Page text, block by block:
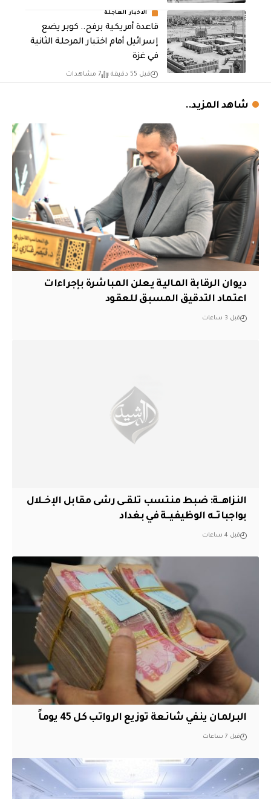
الاخبار العاجلة
قاعدة أمريكية برفح.. كوبر يضع
إسرائيل أمام اختبار المرحلة الثانية
في غزة
قبل 55 دقيقة 7 مشاهدات
شاهد المزيد..
ديوان الرقابة المالية يعلن المباشرة بإجراءات
اعتماد التدقيق المسبق للعقود
قبل 3 ساعات
النزاهــة: ضبط منتسب تلقــى رشى مقابل الإخــلال
بواجباتــه الوظيفيــة في بغداد
قبل 4 ساعات
البرلمان ينفي شائعة توزيع الرواتب كل 45 يوماً
قبل 7 ساعات